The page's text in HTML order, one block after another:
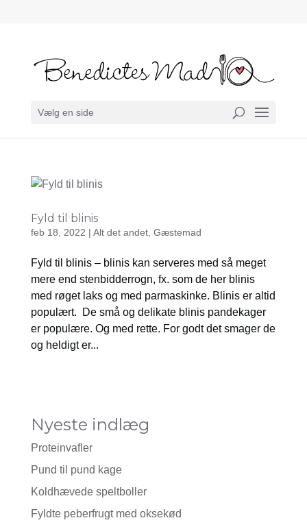
Vælg en side
Fyld til blinis
feb 18, 2022 | Alt det andet, Gæstemad
Fyld til blinis – blinis kan serveres med så meget
mere end stenbidderrogn, fx. som de her blinis
med røget laks og med parmaskinke. Blinis er altid
populært. De små og delikate blinis pandekager
er populære. Og med rette. For godt det smager de
og heldigt er...
Nyeste indlæg
Proteinvafler
Pund til pund kage
Koldhævede speltboller
Fyldte peberfrugt med oksekød